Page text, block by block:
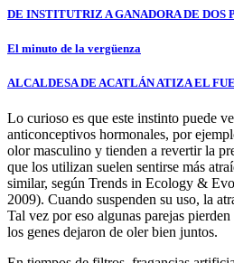
DE INSTITUTRIZ A GANADORA DE DOS
El minuto de la vergüenza
ALCALDESA DE ACATLÁN ATIZA EL
Lo curioso es que este instinto puede
anticonceptivos hormonales, por
olor masculino y tienden a revertir la
que los utilizan suelen sentirse más
similar, según Trends in Ecology &
2009). Cuando suspenden su uso, la
Tal vez por eso algunas parejas
los genes dejaron de oler bien juntos.